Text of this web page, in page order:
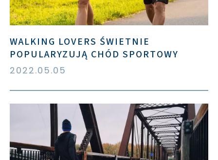
WALKING LOVERS ŚWIETNIE
POPULARYZUJĄ CHÓD SPORTOWY
2022.05.05